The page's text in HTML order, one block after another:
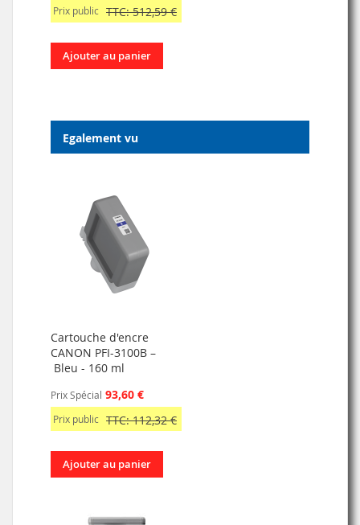
Prix public TTC: 512,59 €
Ajouter au panier
Egalement vu
Cartouche d'encre
CANON PFI-3100B –
Bleu - 160 ml
Prix Spécial 93,60 €
Prix public TTC: 112,32 €
Ajouter au panier